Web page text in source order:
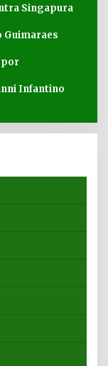
Singapura
Guimaraes
Infantino